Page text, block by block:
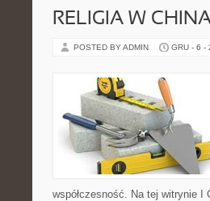
RELIGIA W
POSTED BY ADMIN GRU - 6 -
współczesność. Na tej witrynie